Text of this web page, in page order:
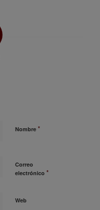
Nombre *
Correo
electrónico *
Web